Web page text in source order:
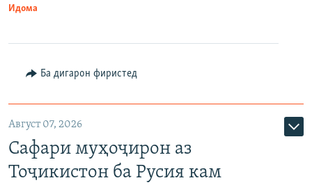
Идома
Ба дигарон фиристед
Август 07, 2026
Сафари муҳоҷирон аз
Тоҷикистон ба Русия кам